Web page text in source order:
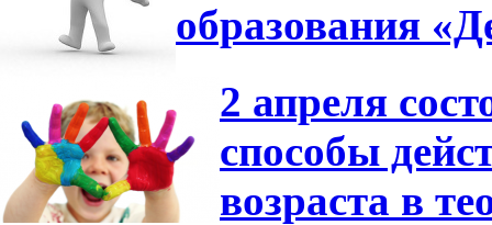
образования
2 апреля
способы
возраста в